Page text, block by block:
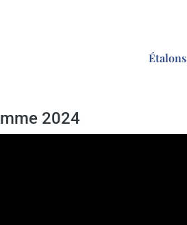
Étalons
2024